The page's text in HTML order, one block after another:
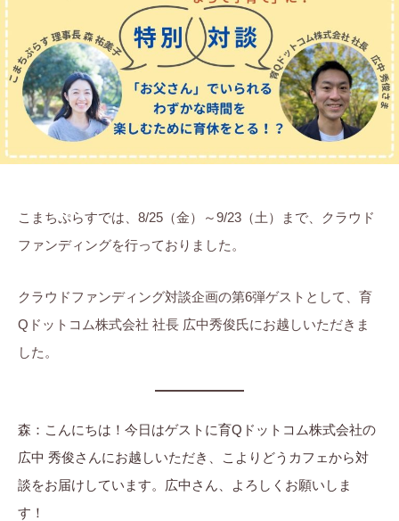
ら
す
莉
こまちぷらすでは、8/25（金）～9/23（土）まで、クラウド
ファンディングを行っておりました。
クラウドファンディング対談企画の第6弾ゲストとして、育
Qドットコム株式会社 社長 広中秀俊氏にお越しいただきま
した。
森：こんにちは！今日はゲストに育Qドットコム株式会社の
広中 秀俊さんにお越しいただき、こよりどうカフェから対
談をお届けしています。広中さん、よろしくお願いしま
す！